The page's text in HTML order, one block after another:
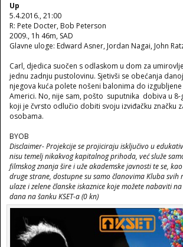
Up
5.4.2016., 21:00
R: Pete Docter, Bob Peterson
2009., 1h 46m, SAD
Glavne uloge: Edward Asner, Jordan Nagai, John
Carl, djedica suočen s odlaskom u dom za
jednu zadnju pustolovinu. Sjetivši se obećanja
njegova kuća polete nošeni balonima do izgubljene
Americi. No, nije sam, pošto suputnika dobiva u 8-
koji je čvrsto odlučio dobiti svoju izviđačku značku
osobama.
BYOB
Disclaimer- Projekcije se projiciraju isključivo u
nisu temelj nikakvog kapitalnog prihoda, već služe
filmskog znanja šire i uže akademske javnosti te se,
druge strane, dostupne su samo članovima Kluba svih
ulaze i zelene članske iskaznice koje možete nabaviti
dana na šanku KSET-a (0 kn)